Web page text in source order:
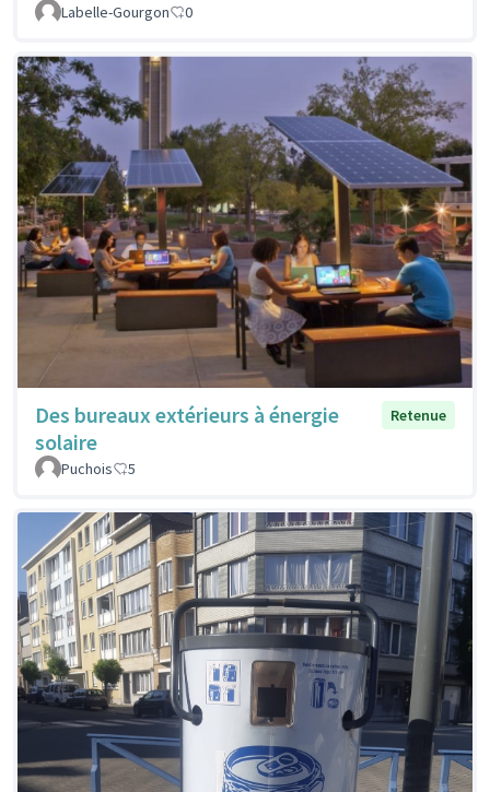
Labelle-Gourgon 0
Des bureaux extérieurs à énergie
solaire
Retenue
Puchois 5